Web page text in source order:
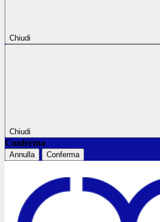
Chiudi
Chiudi
Conferma
Annulla Conferma